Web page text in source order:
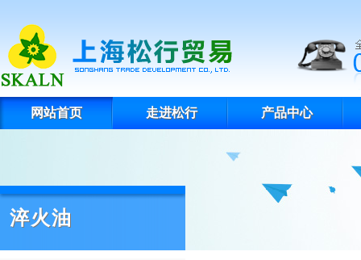
网站首页 走进松行 产品中心
淬火油